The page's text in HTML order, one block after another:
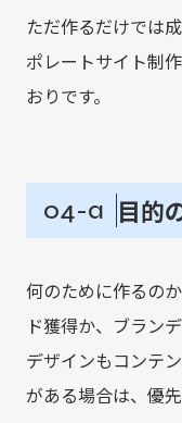
ただ作るだけでは
ポレートサイト制
おりです。
04-a 目的
何のために作るの
ド獲得か、ブラン
デザインもコンテ
がある場合は、優